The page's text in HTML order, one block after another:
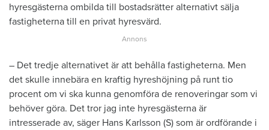
hyresgästerna ombilda till bostadsrätter alternativt sälja
fastigheterna till en privat hyresvärd.
– Det tredje alternativet är att behålla fastigheterna. Men
det skulle innebära en kraftig hyreshöjning på runt tio
procent om vi ska kunna genomföra de renoveringar som vi
behöver göra. Det tror jag inte hyresgästerna är
intresserade av, säger Hans Karlsson (S) som är ordförande i